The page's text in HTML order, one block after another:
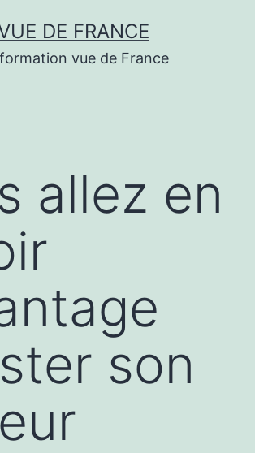
DE FRANCE
vue de France
allez en
son